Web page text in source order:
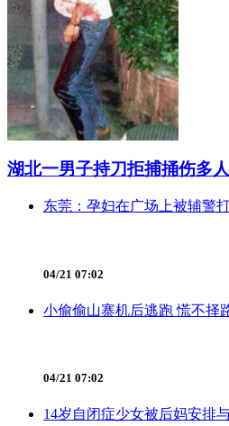
湖北一男子持刀拒捕捅伤多
东莞：孕妇在广场上被辅警
04/21 07:02
小偷偷山寨机后逃跑 慌不择
04/21 07:02
14岁自闭症少女被后妈安排